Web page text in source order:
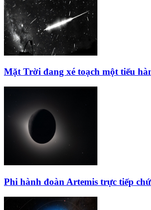
Mặt Trời đang xé toạch một tiểu
Phi hành đoàn Artemis trực tiếp